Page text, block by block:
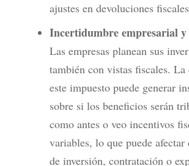
ajustes en devoluciones
Incertidumbre empresarial y
Las empresas planean sus
también con vistas fiscales. La
este impuesto puede generar
sobre si los beneficios serán
como antes o veo incentivos
variables, lo que puede afectar
de inversión, contratación o